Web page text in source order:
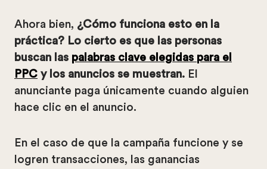
Ahora bien, ¿Cómo funciona esto en la
práctica? Lo cierto es que las personas
buscan las palabras clave elegidas para el
PPC y los anuncios se muestran. El
anunciante paga únicamente cuando alguien
hace clic en el anuncio.
En el caso de que la campaña funcione y se
logren transacciones, las ganancias